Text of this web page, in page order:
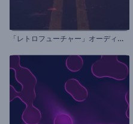
「
レトロフューチャー」オーディオビジュアライザー